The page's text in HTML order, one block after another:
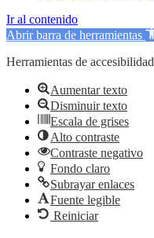
Ir al contenido
Abrir barra de herramientas
Herramientas de accesibilidad
Aumentar texto
Disminuir texto
Escala de grises
Alto contraste
Contraste negativo
Fondo claro
Subrayar enlaces
Fuente legible
Reiniciar